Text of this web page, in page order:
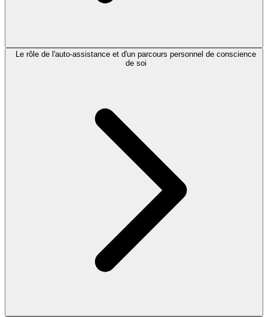
Le rôle de l'auto-assistance et d'un parcours personnel de conscience
de soi